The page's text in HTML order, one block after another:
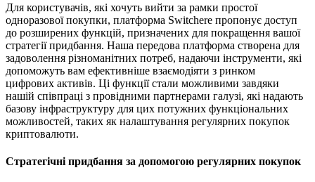
Для користувачів, які хочуть вийти за рамки простої
одноразової покупки, платформа Switchere пропонує доступ
до розширених функцій, призначених для покращення вашої
стратегії придбання. Наша передова платформа створена для
задоволення різноманітних потреб, надаючи інструменти, які
допоможуть вам ефективніше взаємодіяти з ринком
цифрових активів. Ці функції стали можливими завдяки
нашій співпраці з провідними партнерами галузі, які надають
базову інфраструктуру для цих потужних функціональних
можливостей, таких як налаштування регулярних покупок
криптовалюти.
Стратегічні придбання за допомогою регулярних покупок